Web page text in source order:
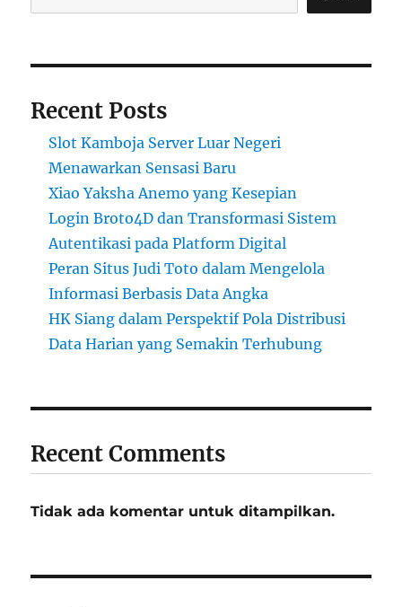
Recent Posts
Slot Kamboja Server Luar Negeri
Menawarkan Sensasi Baru
Xiao Yaksha Anemo yang Kesepian
Login Broto4D dan Transformasi Sistem
Autentikasi pada Platform Digital
Peran Situs Judi Toto dalam Mengelola
Informasi Berbasis Data Angka
HK Siang dalam Perspektif Pola Distribusi
Data Harian yang Semakin Terhubung
Recent Comments
Tidak ada komentar untuk ditampilkan.